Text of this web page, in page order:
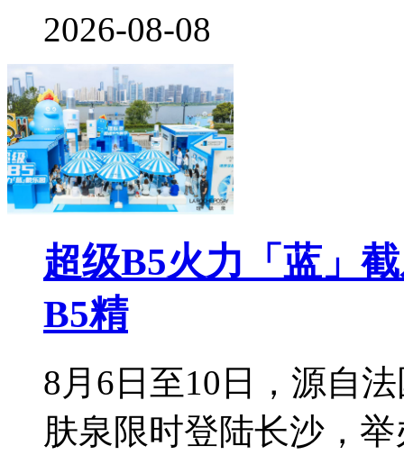
2026-08-08
超级B5火力「蓝」
B5精
8月6日至10日，源自
肤泉限时登陆长沙，